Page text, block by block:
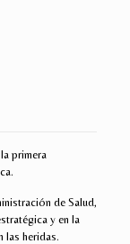
primera
de Salud,
y en la
las heridas.